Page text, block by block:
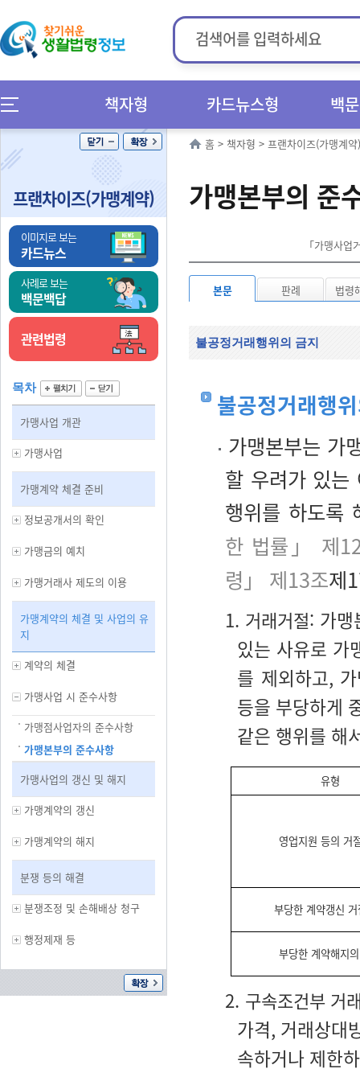
책자형 카드뉴스형 백
프랜차이즈(가맹계약)
이미지로 보는
카드뉴스
사례로 보는
백문백답
관련법령
목차
가맹사업 개관
가맹사업
가맹계약 체결 준비
정보공개서의 확인
가맹금의 예치
가맹거래사 제도의 이용
가맹계약의 체결 및 사업의 유
지
계약의 체결
가맹사업 시 준수사항
가맹점사업자의 준수사항
가맹본부의 준수사항
가맹사업의 갱신 및 해지
가맹계약의 갱신
가맹계약의 해지
분쟁 등의 해결
분쟁조정 및 손해배상 청구
행정제재 등
홈 > 책자형 > 프랜차이즈(가맹계약)
가맹본부의 준
「가맹사
본문 판례 법령
불공정거래행위의 금지
불공정거래행
가맹본부는 가
할 우려가 있는
행위를 하도록
한 법률」 제
령」 제13조제
1. 거래거절: 가
있는 사유로 가
를 제외하고,
등을 부당하게
같은 행위를 해
유형
영업지원 등의 거
부당한 계약갱신 거
부당한 계약해지
2. 구속조건부 거
가격, 거래상대
속하거나 제한